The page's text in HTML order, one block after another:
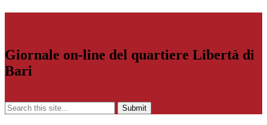
Giornale on-line del quartiere Libertà di
Bari